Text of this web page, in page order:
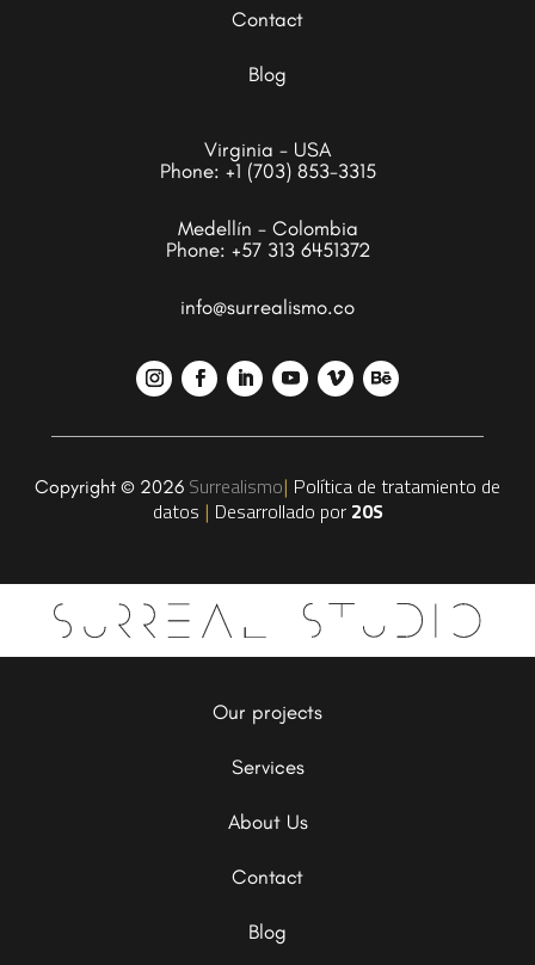
Contact
Blog
Virginia - USA
Phone: +1 (703) 853-3315
Medellín - Colombia
Phone: +57 313 6451372
info@surrealismo.co
Copyright © 2026 Surrealismo| Política de tratamiento de
datos | Desarrollado por 20S
Our projects
Services
About Us
Contact
Blog